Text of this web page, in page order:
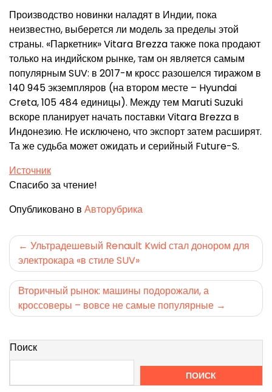
Производство новинки наладят в Индии, пока
неизвестно, выберется ли модель за пределы этой
страны. «Паркетник» Vitara Brezza также пока продают
только на индийском рынке, там он является самым
популярным SUV: в 2017-м кросс разошелся тиражом в
140 945 экземпляров (на втором месте – Hyundai
Creta, 105 484 единицы). Между тем Maruti Suzuki
вскоре планирует начать поставки Vitara Brezza в
Индонезию. Не исключено, что экспорт затем расширят.
Та же судьба может ожидать и серийный Future-S.
Источник
Спасибо за чтение!
Опубликовано в Авторубрика
Навигация
по
записям
Ультрадешевый Renault Kwid стал донором для
электрокара «в стиле SUV»
Вторичный рынок: машины подорожали, а
кроссоверы – вовсе не самые популярные
Поиск
ПОИСК